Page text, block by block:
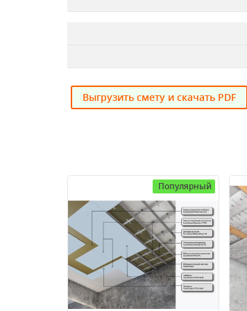
Выгрузить смету и скачать PDF
Популярный